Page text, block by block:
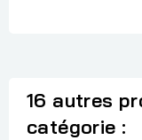
16 autres
catégorie :